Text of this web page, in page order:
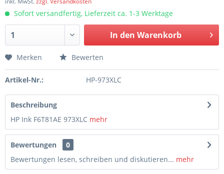
Sofort versandfertig, Lieferzeit ca. 1-3 Werktage
In den Warenkorb
Merken Bewerten
Artikel-Nr.: HP-973XLC
Beschreibung
HP Ink F6T81AE 973XLC mehr
Bewertungen
0
Bewertungen lesen, schreiben und diskutieren... mehr